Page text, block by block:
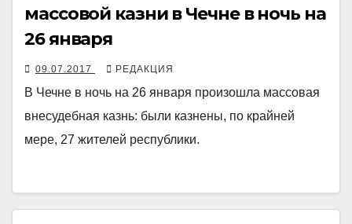
массовой казни в Чечне в ночь на
26 января
09.07.2017 РЕДАКЦИЯ
В Чечне в ночь на 26 января произошла массовая
внесудебная казнь: были казнены, по крайней
мере, 27 жителей республики.